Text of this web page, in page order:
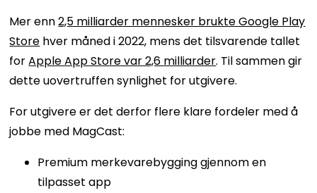
Mer enn2,5 milliarder mennesker brukte Google Play
Store hver måned i 2022, mens det tilsvarende tallet
forApple App Store var 2,6 milliarder. Til sammen gir
dette uovertruffen synlighet for utgivere.
For utgivere er det derfor flere klare fordeler med å
jobbe med MagCast:
Premium merkevarebygging gjennom en
tilpasset app